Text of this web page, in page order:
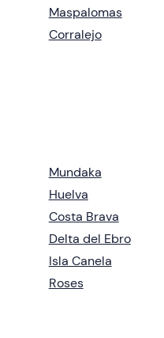
Maspalomas
Corralejo
Mundaka
Huelva
Costa Brava
Delta del Ebro
Isla Canela
Roses